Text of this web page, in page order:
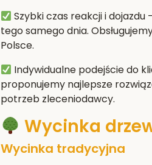
Szybki czas reakcji i dojazdu
tego samego dnia.
Polsce.
Indywidualne podejście do
proponujemy najlepsze
potrzeb zleceniodawcy.
Wycinka
Wycinka tradycyjna